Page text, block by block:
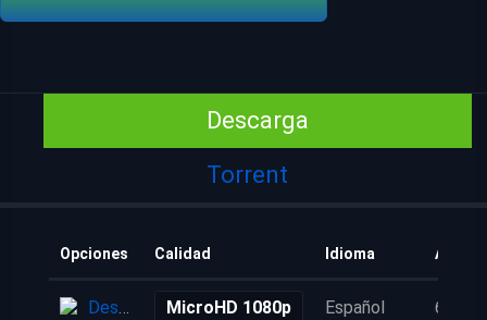
Descarga
Torrent
Opciones Calidad Idioma
Descarga MicroHD 1080p Español 6 años